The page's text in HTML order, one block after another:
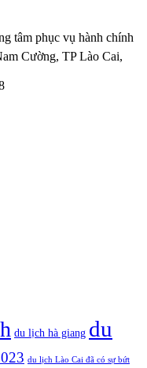
tâm phục vụ hành chính
Cường, TP Lào Cai,
du lịch hà giang du
du lịch Lào Cai đã có sự bứt